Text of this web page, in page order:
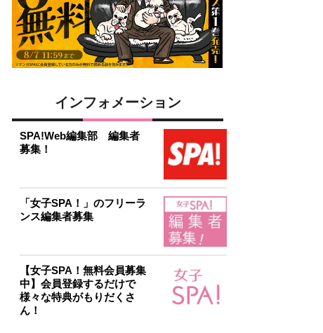
インフォメーション
SPA!Web編集部 編集者
募集！
「女子SPA！」のフリーラ
ンス編集者募集
【女子SPA！無料会員募集
中】会員登録するだけで
様々な特典がもりだくさ
ん！